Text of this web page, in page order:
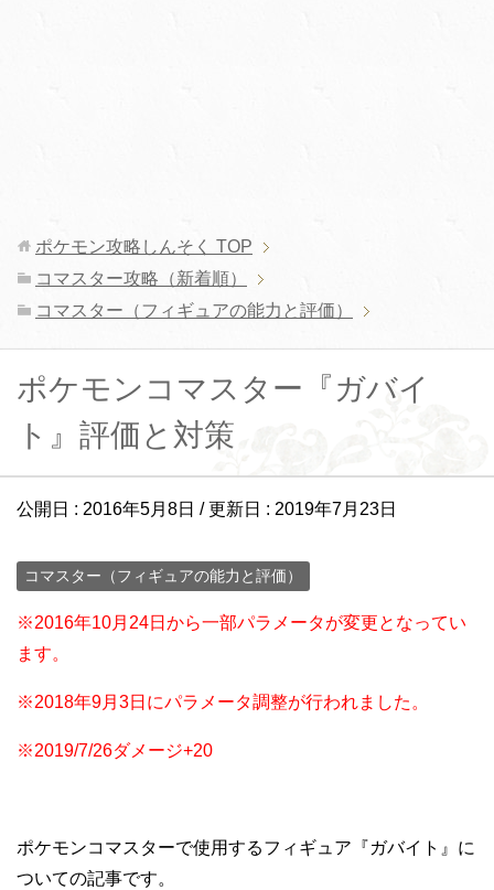
ポケモン攻略しんそく TOP
コマスター攻略（新着順）
コマスター（フィギュアの能力と評価）
ポケモンコマスター『ガバイ
ト』評価と対策
公開日 : 2016年5月8日 / 更新日 : 2019年7月23日
コマスター（フィギュアの能力と評価）
※2016年10月24日から一部パラメータが変更となってい
ます。
※2018年9月3日にパラメータ調整が行われました。
※2019/7/26ダメージ+20
ポケモンコマスターで使用するフィギュア『ガバイト』に
ついての記事です。